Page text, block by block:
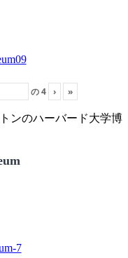
の4 › »
トンのハーバード大学博